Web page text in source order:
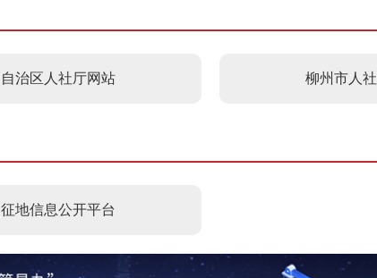
自治区人社厅网站 柳州市人
征地信息公开平台